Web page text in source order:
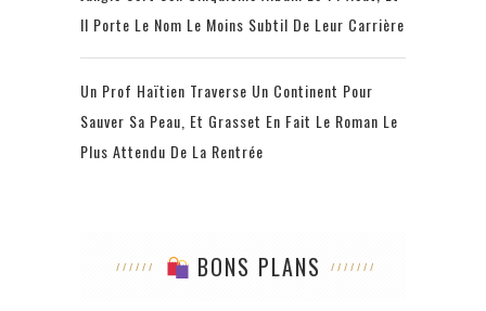
Il Porte Le Nom Le Moins Subtil De Leur Carrière
Un Prof Haïtien Traverse Un Continent Pour
Sauver Sa Peau, Et Grasset En Fait Le Roman Le
Plus Attendu De La Rentrée
BONS PLANS